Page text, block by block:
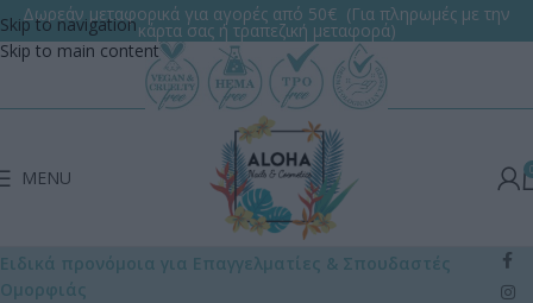
Δωρεάν μεταφορικά για αγορές από 50€ (Για πληρωμές με την
κάρτα σας ή τραπεζική μεταφορά)
Skip to navigation
Skip to main content
MENU
Ειδικά προνόμοια για Επαγγελματίες & Σπουδαστές
Ομορφιάς